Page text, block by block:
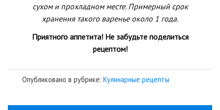
сухом и прохладном месте. Примерный срок
хранения такого варенье около 1 года.
Приятного аппетита! Не забудьте поделиться
рецептом!
Опубликовано в рубрике: Кулинарные рецепты